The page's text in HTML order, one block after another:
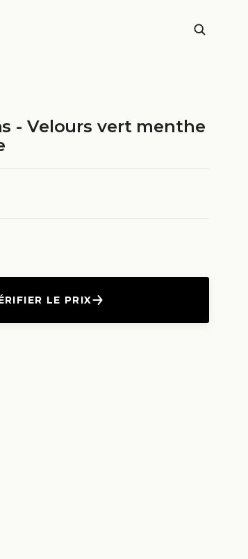
- Velours vert menthe
LE PRIX